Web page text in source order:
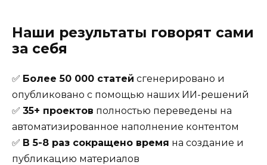
Наши результаты говорят сами
за себя
✅ Более 50 000 статей сгенерировано и
опубликовано с помощью наших ИИ-решений
✅ 35+ проектов полностью переведены на
автоматизированное наполнение контентом
✅ В 5-8 раз сокращено время на создание и
публикацию материалов